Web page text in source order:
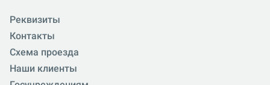
Реквизиты
Контакты
Схема проезда
Наши клиенты